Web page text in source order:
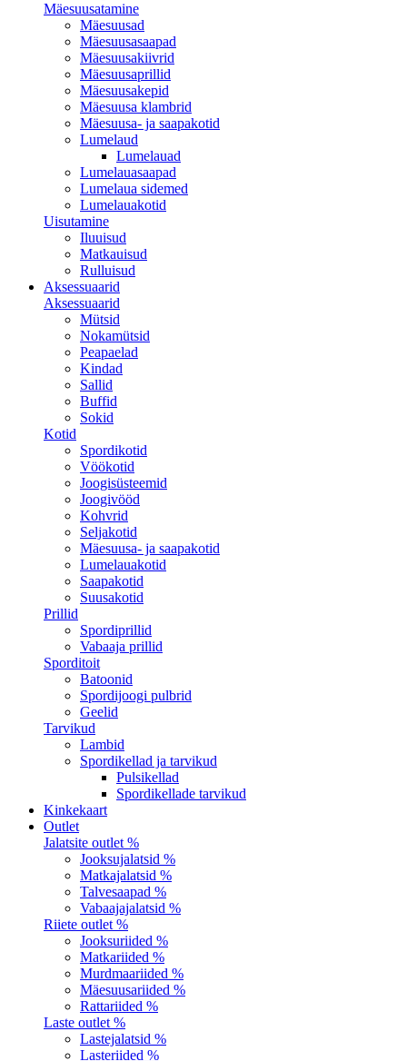
Mäesuusatamine
Mäesuusad
Mäesuusasaapad
Mäesuusakiivrid
Mäesuusaprillid
Mäesuusakepid
Mäesuusa klambrid
Mäesuusa- ja saapakotid
Lumelaud
Lumelauad
Lumelauasaapad
Lumelaua sidemed
Lumelauakotid
Uisutamine
Iluuisud
Matkauisud
Rulluisud
Aksessuaarid
Aksessuaarid
Mütsid
Nokamütsid
Peapaelad
Kindad
Sallid
Buffid
Sokid
Kotid
Spordikotid
Vöökotid
Joogisüsteemid
Joogivööd
Kohvrid
Seljakotid
Mäesuusa- ja saapakotid
Lumelauakotid
Saapakotid
Suusakotid
Prillid
Spordiprillid
Vabaaja prillid
Sporditoit
Batoonid
Spordijoogi pulbrid
Geelid
Tarvikud
Lambid
Spordikellad ja tarvikud
Pulsikellad
Spordikellade tarvikud
Kinkekaart
Outlet
Jalatsite outlet %
Jooksujalatsid %
Matkajalatsid %
Talvesaapad %
Vabaajajalatsid %
Riiete outlet %
Jooksuriided %
Matkariided %
Murdmaariided %
Mäesuusariided %
Rattariided %
Laste outlet %
Lastejalatsid %
Lasteriided %